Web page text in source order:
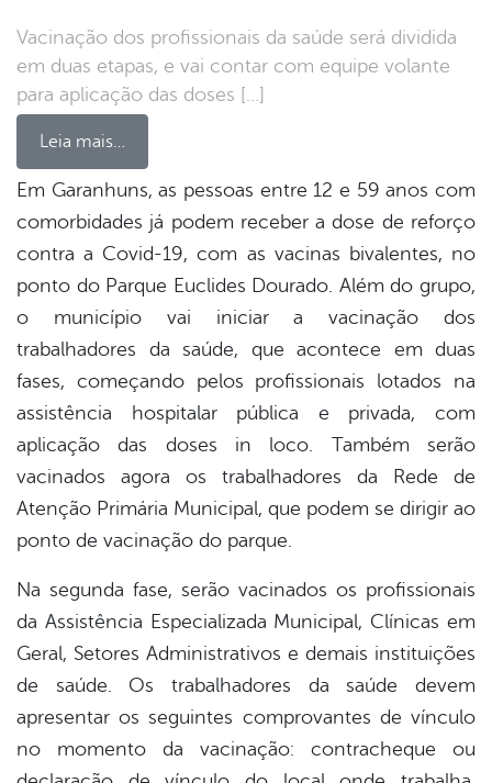
Vacinação dos profissionais da saúde será dividida
em duas etapas, e vai contar com equipe volante
para aplicação das doses […]
Leia mais…
Em Garanhuns, as pessoas entre 12 e 59 anos com
comorbidades já podem receber a dose de reforço
contra a Covid-19, com as vacinas bivalentes, no
ponto do Parque Euclides Dourado. Além do grupo,
o município vai iniciar a vacinação dos
trabalhadores da saúde, que acontece em duas
fases, começando pelos profissionais lotados na
assistência hospitalar pública e privada, com
aplicação das doses in loco. Também serão
vacinados agora os trabalhadores da Rede de
Atenção Primária Municipal, que podem se dirigir ao
ponto de vacinação do parque.
Na segunda fase, serão vacinados os profissionais
da Assistência Especializada Municipal, Clínicas em
Geral, Setores Administrativos e demais instituições
de saúde. Os trabalhadores da saúde devem
apresentar os seguintes comprovantes de vínculo
no momento da vacinação: contracheque ou